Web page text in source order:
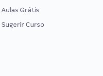
Aulas Grátis
Sugerir Curso